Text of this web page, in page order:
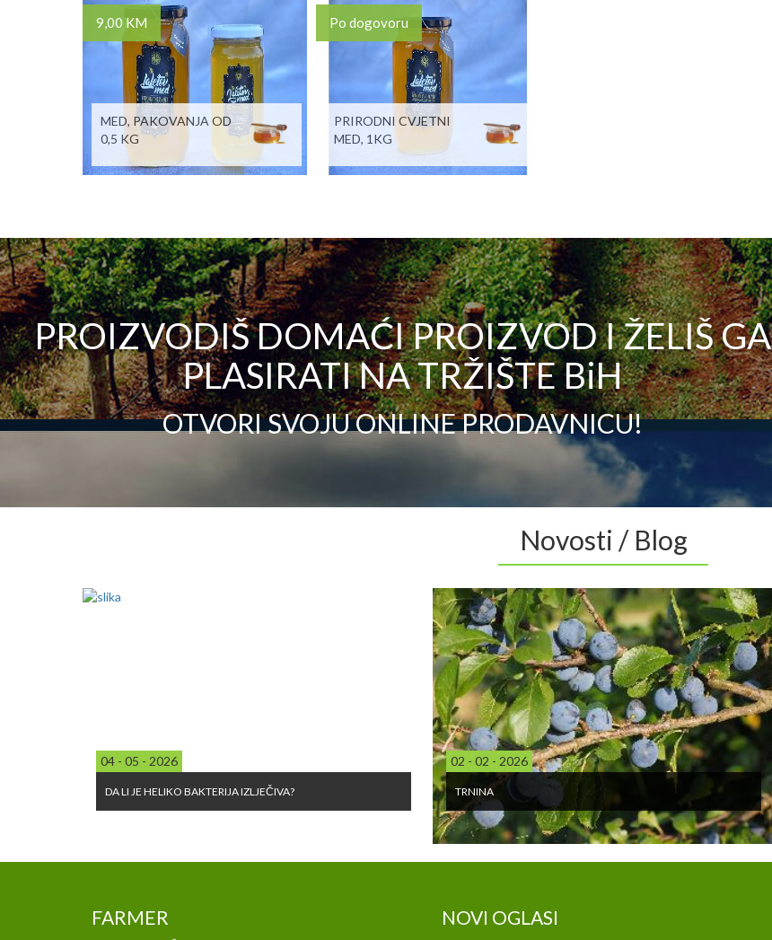
9,00 KM
MED, PAKOVANJA OD
0,5 KG
Po dogovoru
PRIRODNI CVJETNI
MED, 1KG
PROIZVODIŠ DOMAĆI PROIZVOD I ŽELIŠ GA
PLASIRATI NA TRŽIŠTE BiH
OTVORI SVOJU ONLINE PRODAVNICU!
Novosti / Blog
04 - 05 - 2026
DA LI JE HELIKO BAKTERIJA IZLJEČIVA?
02 - 02 - 2026
TRNINA
FARMER NOVI OGLASI